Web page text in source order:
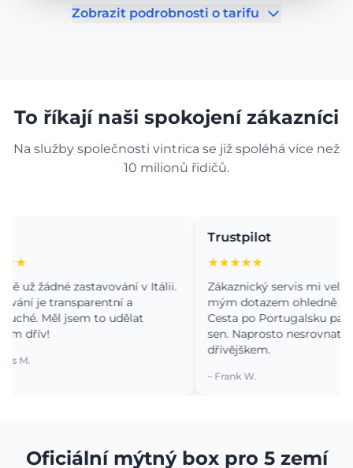
Zobrazit podrobnosti o tarifu
To říkají naši spokojení zákazníci
Na služby společnosti vintrica se již spoléhá více než
10 milionů řidičů.
žádné zastavování v Itálii.
je transparentní a
Měl jsem to udělat
Trustpilot
★★★★★
Zákaznický servis mi velmi
mým dotazem ohledně
Cesta po Portugalsku pak byla
sen. Naprosto nesrovnatelné s
dřívějškem.
– Frank W.
Oficiální mýtný box pro 5 zemí